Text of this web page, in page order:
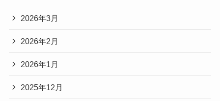
2026年3月
2026年2月
2026年1月
2025年12月